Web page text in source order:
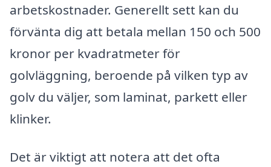
arbetskostnader. Generellt sett kan du
förvänta dig att betala mellan 150 och 500
kronor per kvadratmeter för
golvläggning, beroende på vilken typ av
golv du väljer, som laminat, parkett eller
klinker.
Det är viktigt att notera att det ofta